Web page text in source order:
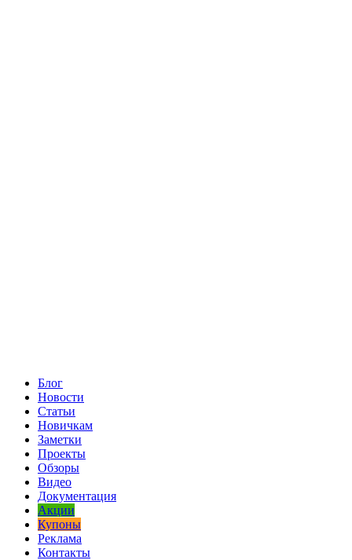
Блог
Новости
Статьи
Новичкам
Заметки
Проекты
Обзоры
Видео
Документация
Акции
Купоны
Реклама
Контакты